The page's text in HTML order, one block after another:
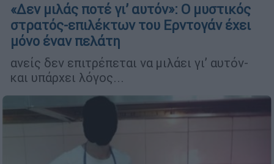
«Δεν μιλάς ποτέ γι’ αυτόν»: Ο μυστικός
στρατός-επιλέκτων του Ερντογάν έχει
μόνο έναν πελάτη
ανείς δεν επιτρέπεται να μιλάει γι’ αυτόν-
και υπάρχει λόγος...